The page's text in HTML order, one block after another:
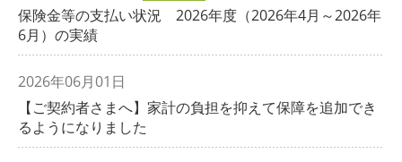
保険金等の支払い状況 2026年度（2026年4月～2026年
6月）の実績
2026年06月01日
【ご契約者さまへ】家計の負担を抑えて保障を追加でき
るようになりました